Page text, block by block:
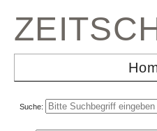
Suche: